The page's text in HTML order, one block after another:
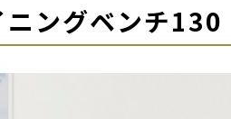
ングベンチ130